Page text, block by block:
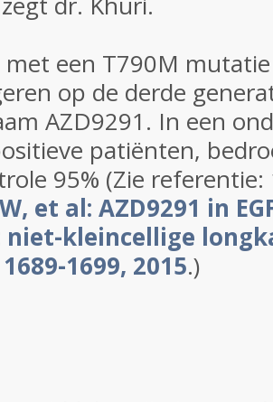
met een T790M
op de derde
AZD9291. In een
patiënten,
95% (Zie referentie:
et al: AZD9291 in
niet-kleincellige
1699, 2015.)